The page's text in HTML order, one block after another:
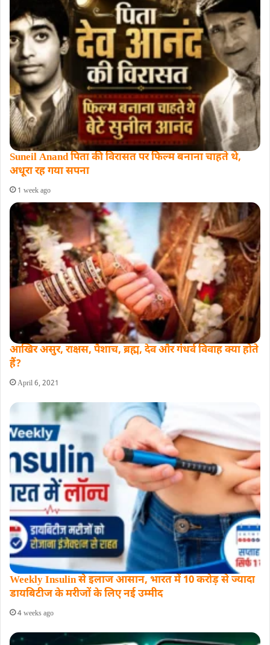
Suneil Anand पिता की विरासत पर फिल्म बनाना चाहते थे,
अधूरा रह गया सपना
1 week ago
आखिर असुर, राक्षस, पैशाच, ब्रह्म, देव और गंधर्व विवाह क्या होते
हैं?
April 6, 2021
Weekly Insulin से इलाज आसान, भारत में 10 करोड़ से ज्यादा
डायबिटीज के मरीजों के लिए नई उम्मीद
4 weeks ago